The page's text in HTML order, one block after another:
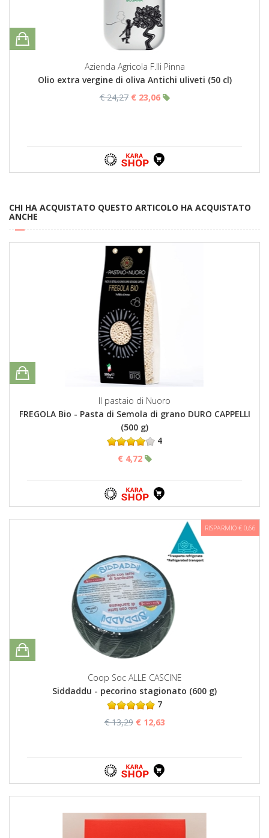
Azienda Agricola F.lli Pinna
Olio extra vergine di oliva Antichi uliveti (50 cl)
€ 24,27 € 23,06
CHI HA ACQUISTATO QUESTO ARTICOLO HA ACQUISTATO
ANCHE
Il pastaio di Nuoro
FREGOLA Bio - Pasta di Semola di grano DURO CAPPELLI
(500 g)
4
€ 4,72
RISPARMIO € 0,66
Coop Soc ALLE CASCINE
Siddaddu - pecorino stagionato (600 g)
7
€ 13,29 € 12,63